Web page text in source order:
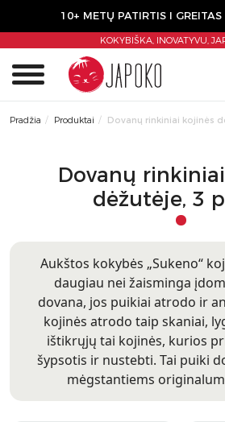
10+ METŲ PATIRTIS I
KOKYBIŠKA, INOVATYVU,
Pradžia Produktai Dovanų rinkiniai kojinės
Dovanų
dėžutėje, 3
Aukštos kokybės „Sukeno“
daugiau nei žaisminga
dovana, jos puikiai atrodo ir
kojinės atrodo taip skaniai,
ištikrųjų tai kojinės, kurios
šypsotis ir nustebti. Tai puiki
mėgstantiems